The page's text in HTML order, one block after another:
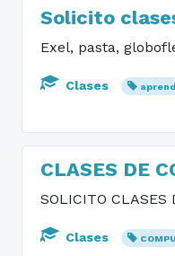
Solicito
Exel, pasta,
Clases
CLASES DE
SOLICITO CLASES
Clases